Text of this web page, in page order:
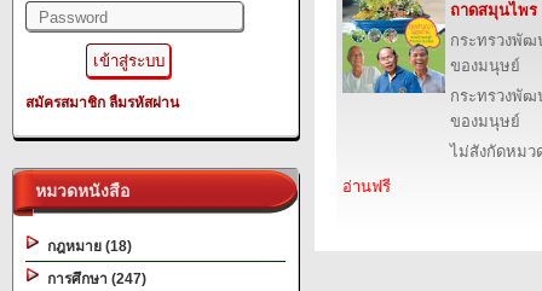
สมัครสมาชิก ลืมรหัสผ่าน
หมวดหนังสือ
กฎหมาย (18)
การศึกษา (247)
ถาดสมุนไพร
กระทรวงพั
ของมนุษย์
กระทรวงพั
ของมนุษย์
ไม่สังกัดหมว
อ่านฟรี